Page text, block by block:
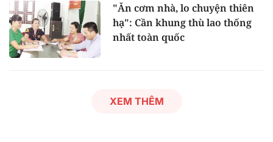
"Ăn cơm nhà, lo chuyện thiên
hạ": Cần khung thù lao thống
nhất toàn quốc
XEM THÊM